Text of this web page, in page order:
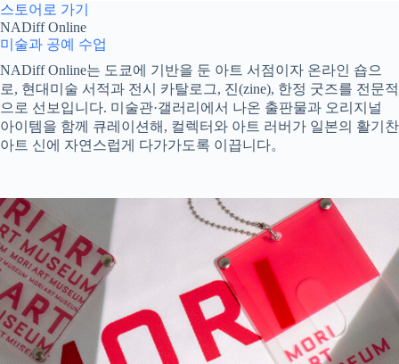
스토어로 가기
NADiff Online
미술과 공예 수업
NADiff Online는 도쿄에 기반을 둔 아트 서점이자 온라인 숍으
로, 현대미술 서적과 전시 카탈로그, 진(zine), 한정 굿즈를 전문적
으로 선보입니다. 미술관·갤러리에서 나온 출판물과 오리지널
아이템을 함께 큐레이션해, 컬렉터와 아트 러버가 일본의 활기찬
아트 신에 자연스럽게 다가가도록 이끕니다。